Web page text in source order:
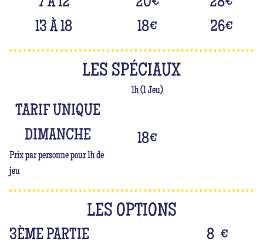
13 À 18
18€ 26€
LES SPÉCIAUX
1h (1 Jeu)
TARIF UNIQUE
DIMANCHE
Prix par personne pour 1h de
jeu
18€
LES OPTIONS
3ÈME PARTIE 8 €